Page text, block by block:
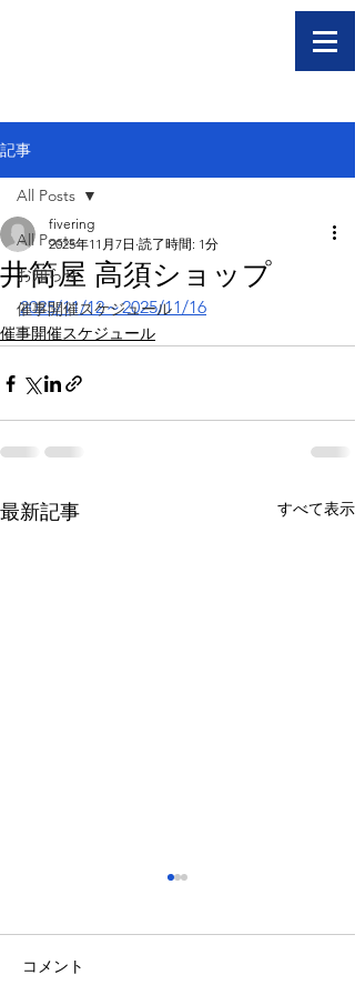
記事
All Posts
お知らせ
催事開催スケジュール
All Posts
井筒屋 高須ショップ
fivering
2025年11月7日 読了時間: 1分
2025/11/12～2025/11/16
催事開催スケジュール
最新記事 すべて表示
2026/08/27～2026/09/02
コメント